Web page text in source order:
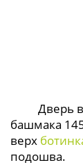
Дверь в
башмака
верх
подошва.